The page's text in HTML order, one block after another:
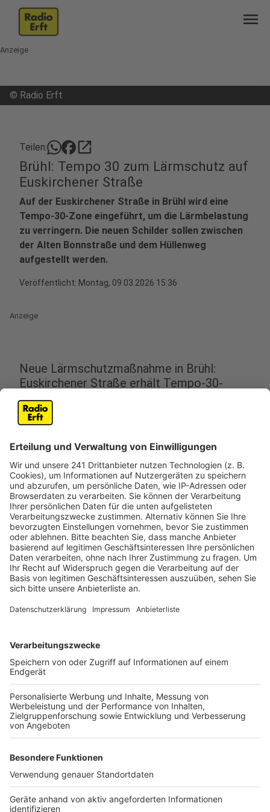
menu
Anzeige
© Radio Erft
Teilen: open_in_new
Brühl: Tempo 30 zum Lärmschutz auf
Euskirchener Straße
Auf der Euskirchener Straße in Brühl wird eine
Tempo-30-Zone eingeführt, um die Lärmbelastung
zu verringern. Die neuen Schilder sollen zwischen
der Alten Bonnstraße und dem Hüllenweg
aufgestellt werden.
Veröffentlicht: Montag, 09.03.2026 15:36
Anzeige
Neue Lärmschutzmaßnahme in Brühl:
Euskirchener Straße erhält Tempo-30-
Beschränkung
Anzeige
In Brühl gilt künftig auf Teilen der Euskirchener Straße
zum Lärmschutz Tempo 30. Nach Angaben der Stadt
werden im Bereich zwischen der Alten Bonnstraße und
dem Hüllenweg in den nächsten Wochen die neuen
Schilder aufgestellt.
Anlass ist ein Gutachten – danach ist hier der
Verkehrslärm so stark, dass die Stadt handeln musste.
Denn auf dem betroffenen Bereich sind jeden Tag bis
zu 10.000 Fahrzeug unterwegs. Auch viele Lastwagen
Polizei und den Rhein-Erft-Kreis bitten, hier
Geschwindigkeitskontrollen durchzuführen.
Anzeige
Weitere Themen von Rhein und Erft
Anzeige
Kerpener rettet junge Frau aus dem Rhein
Keine Elterntaxis vor Grundschule in Erp